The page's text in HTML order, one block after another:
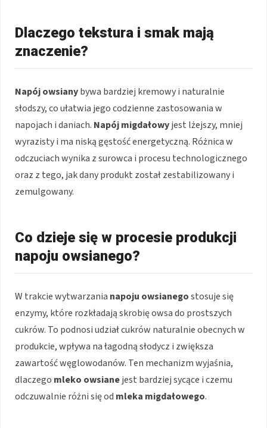
Dlaczego tekstura i smak mają
znaczenie?
Napój owsianybywa bardziej kremowy i naturalnie
słodszy, co ułatwia jego codzienne zastosowania w
napojach i daniach. Napój migdałowyjest lżejszy, mniej
wyrazisty i ma niską gęstość energetyczną. Różnica w
odczuciach wynika z surowca i procesu technologicznego
oraz z tego, jak dany produkt został zestabilizowany i
zemulgowany.
Co dzieje się w procesie produkcji
napoju owsianego?
W trakcie wytwarzania napoju owsianegostosuje się
enzymy, które rozkładają skrobię owsa do prostszych
cukrów. To podnosi udział cukrów naturalnie obecnych w
produkcie, wpływa na łagodną słodycz i zwiększa
zawartość węglowodanów. Ten mechanizm wyjaśnia,
dlaczego mleko owsianejest bardziej sycące i czemu
odczuwalnie różni się od mleka migdałowego.